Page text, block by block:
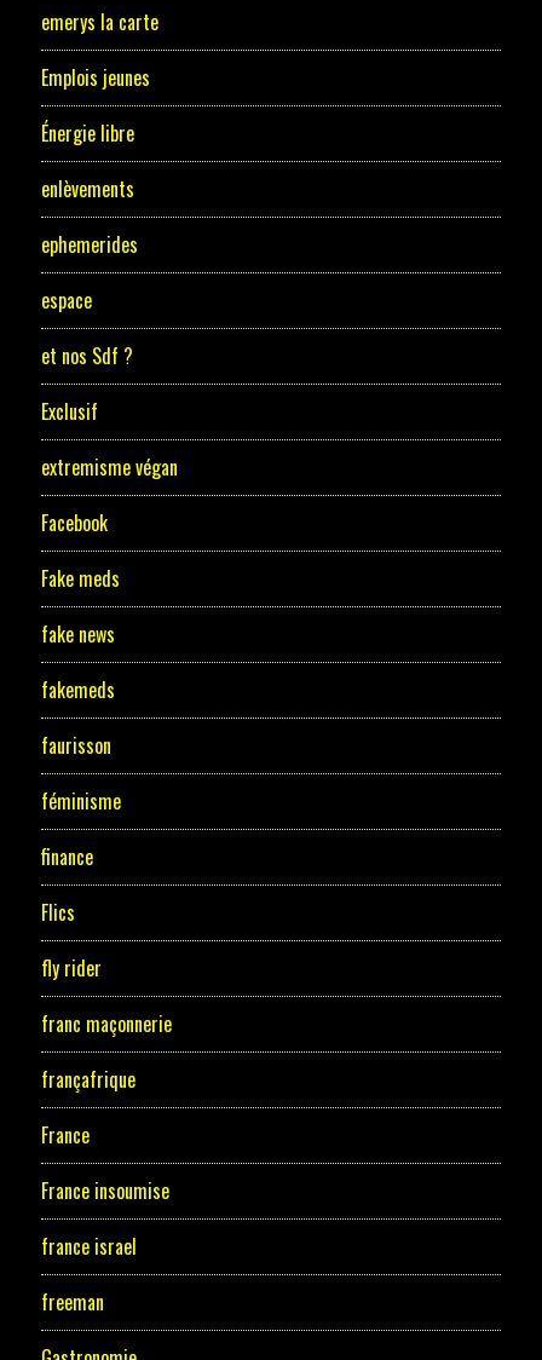
emerys la carte
Emplois jeunes
Énergie libre
enlèvements
ephemerides
espace
et nos Sdf ?
Exclusif
extremisme végan
Facebook
Fake meds
fake news
fakemeds
faurisson
féminisme
finance
Flics
fly rider
franc maçonnerie
françafrique
France
France insoumise
france israel
freeman